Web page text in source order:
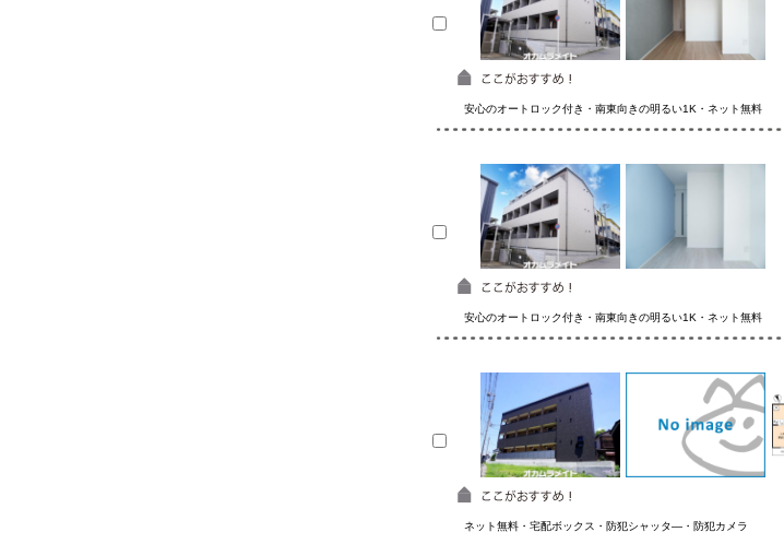
安心のオートロック付き・南東向きの明るい1K・ネット無料
安心のオートロック付き・南東向きの明るい1K・ネット無料
ネット無料・宅配ボックス・防犯シャッタ―・防犯カメラ